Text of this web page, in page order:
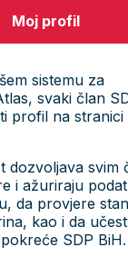
Moj profil
sistemu za
svaki član
profil na stranici
dozvoljava svim
i ažuriraju
da provjere
kao i da
SDP BiH.